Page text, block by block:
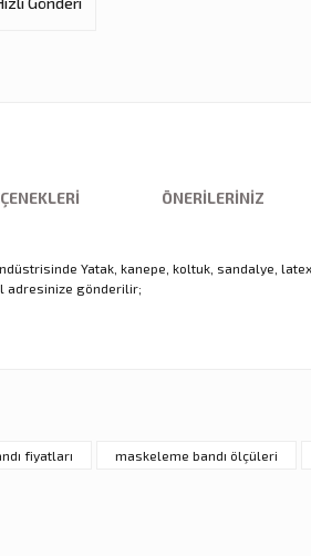
ÖNERILERINIZ
Yatak, kanepe, koltuk, sandalye,
adresinize gönderilir;
fiyatları maskeleme bandı ölçüleri